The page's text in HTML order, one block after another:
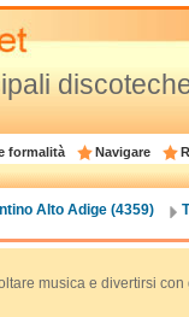
formalità Navigare
Alto Adige (4359)
musica e divertirsi